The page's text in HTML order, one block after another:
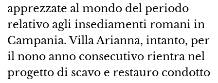
apprezzate al mondo del periodo
relativo agli insediamenti romani in
Campania. Villa Arianna, intanto, per
il nono anno consecutivo rientra nel
progetto di scavo e restauro condotto